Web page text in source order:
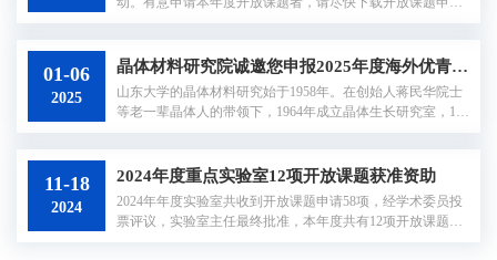
详见附件5。晶体材料全国重点实验室2...
（PDF），于4月22日（周二）17:00前发送至邮箱cmskl@sd
4315联系人： 赵老师邮 箱：cmskl@sdu.edu.cn网 址：http://w
ww.sklcm.sdu.edu.cn/晶体材料...
01-06
2025
晶体材料研究院诚邀您申报2025年度海外优青项目
山东大学的晶体材料研究始于1958年。在创始人蒋民华院士
等老一辈晶体人的带领下，1964年成立晶体生长研究室，197
家重点实验室之一，1987年通过验收并开放运行。多年来，
人”的理念。LAP（L-精氨酸一水磷酸盐）、KTP（KTiOPO
4）等多种功能晶体生长研发蜚声国...
11-18
2024
2024年度重点实验室12项开放课题获准资助
2024年年度实验室共收到开放课题申请58项，经学术委员投
票评议，实验室主任最终批准，本年度共有12项开放课题获